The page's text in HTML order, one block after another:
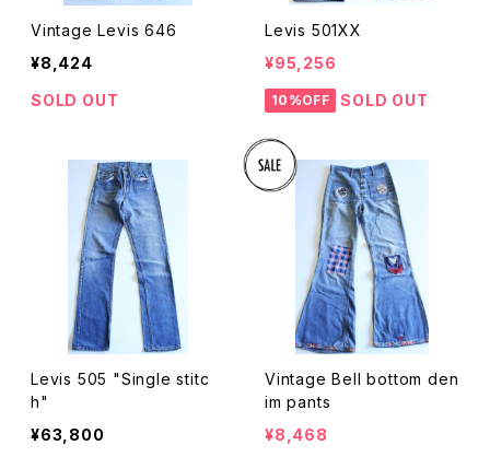
Vintage Levis 646
¥8,424
SOLD OUT
Levis 501XX
¥95,256
10%OFF SOLD OUT
Levis 505 "Single stitc
h"
¥63,800
Vintage Bell bottom den
im pants
¥8,468